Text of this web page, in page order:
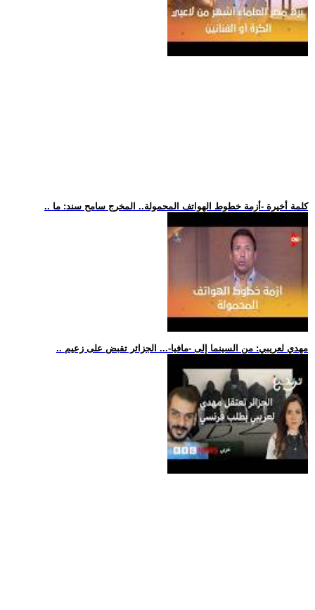
.. كلمة أخيرة -أزمة خطوط الهواتف المحمولة.. المخرج سامح سند: ما
.. مهدي لعريبي: من السينما إلى -مافيا-... الجزائر تقبض على زعيم